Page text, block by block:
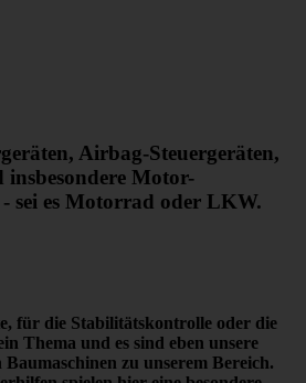
Airbag-Steuergeräten,
Motor-
sei es Motorrad oder LKW.
für die Stabilitätskontrolle oder die
Thema und es sind eben unsere
zu unserem Bereich.